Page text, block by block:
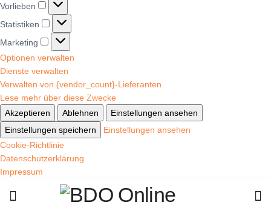
Vorlieben
Statistiken
Marketing
Optionen verwalten
Dienste verwalten
Verwalten von {vendor_count}-Lieferanten
Lese mehr über diese Zwecke
Akzeptieren
Ablehnen
Einstellungen ansehen
Einstellungen speichern
Einstellungen ansehen
Cookie-Richtlinie
Datenschutzerklärung
Impressum